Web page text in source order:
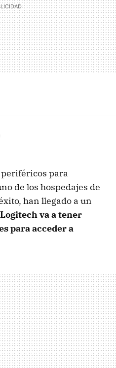
para
de los hospedajes de
han llegado a un
Logitech va a tener
para acceder a